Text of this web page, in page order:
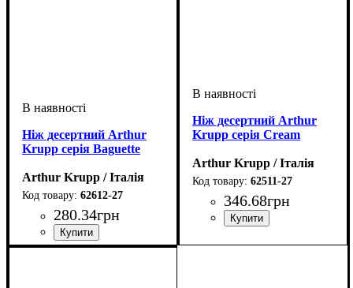
Ніж десертний Arthur
Krupp серія Baguette
Arthur Krupp / Італія
62612-27
280.34грн
Ніж десертний Arthur
Krupp серія Cream
Arthur Krupp / Італія
62511-27
346.68грн